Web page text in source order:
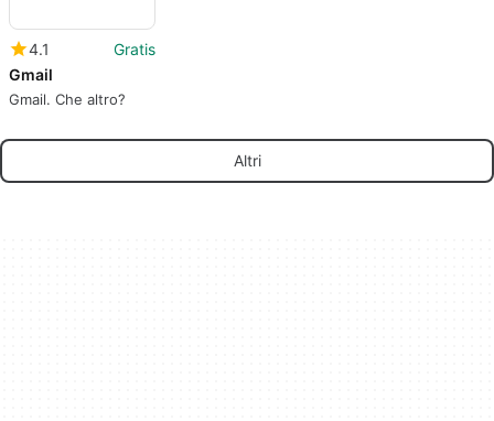
4.1
Gratis
Gmail
Gmail. Che altro?
Altri